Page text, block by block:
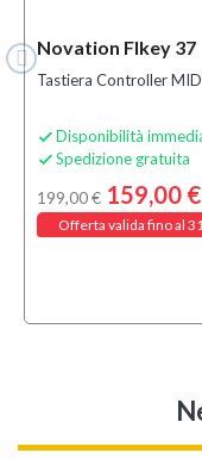
Novation Flkey 37
Tastiera Controller
 Disponibilità
 Spedizione gratuita
199,00 € 159,00 €
Offerta valida fino al